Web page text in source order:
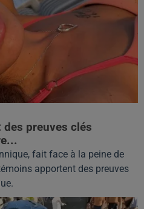
preuves clés
fait face à la peine de
apportent des preuves